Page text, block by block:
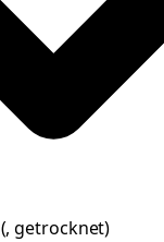
(, getrocknet)